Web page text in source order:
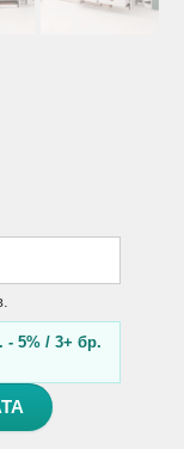
- 5% / 3+ бр.